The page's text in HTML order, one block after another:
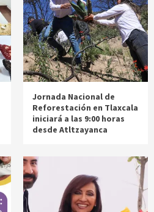
Jornada Nacional de
Reforestación en Tlaxcala
iniciará a las 9:00 horas
desde Atltzayanca